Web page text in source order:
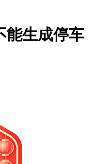
能生成停车